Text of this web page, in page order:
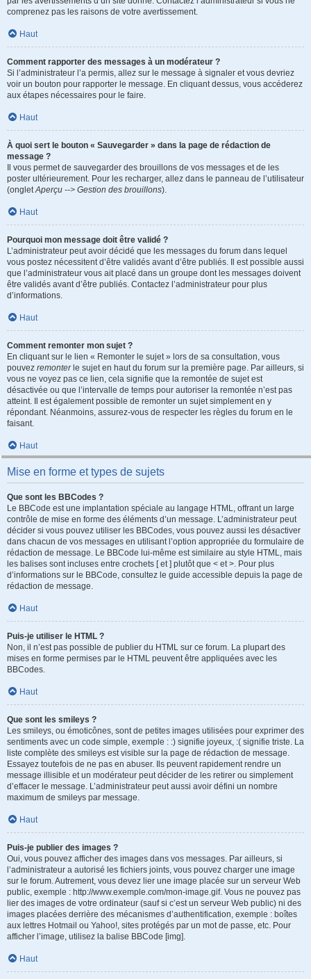
comprenez pas les raisons de votre avertissement.
Haut
Comment rapporter des messages à un modérateur ?
Si l’administrateur l’a permis, allez sur le message à signaler et vous devriez
voir un bouton pour rapporter le message. En cliquant dessus, vous accéderez
aux étapes nécessaires pour le faire.
Haut
À quoi sert le bouton « Sauvegarder » dans la page de rédaction de
message ?
Il vous permet de sauvegarder des brouillons de vos messages et de les
poster ultérieurement. Pour les recharger, allez dans le panneau de l’utilisateur
(ongletAperçu --> Gestion des brouillons).
Haut
Pourquoi mon message doit être validé ?
L’administrateur peut avoir décidé que les messages du forum dans lequel
vous postez nécessitent d’être validés avant d’être publiés. Il est possible aussi
que l’administrateur vous ait placé dans un groupe dont les messages doivent
être validés avant d’être publiés. Contactez l’administrateur pour plus
d’informations.
Haut
Comment remonter mon sujet ?
En cliquant sur le lien « Remonter le sujet » lors de sa consultation, vous
pouvez remonterle sujet en haut du forum sur la première page. Par ailleurs, si
vous ne voyez pas ce lien, cela signifie que la remontée de sujet est
désactivée ou que l’intervalle de temps pour autoriser la remontée n’est pas
atteint. Il est également possible de remonter un sujet simplement en y
répondant. Néanmoins, assurez-vous de respecter les règles du forum en le
faisant.
Haut
Mise en forme et types de sujets
Que sont les BBCodes ?
Le BBCode est une implantation spéciale au langage HTML, offrant un large
contrôle de mise en forme des éléments d’un message. L’administrateur peut
décider si vous pouvez utiliser les BBCodes, vous pouvez aussi les désactiver
dans chacun de vos messages en utilisant l’option appropriée du formulaire de
rédaction de message. Le BBCode lui-même est similaire au style HTML, mais
les balises sont incluses entre crochets [ et ] plutôt que < et >. Pour plus
d’informations sur le BBCode, consultez le guide accessible depuis la page de
rédaction de message.
Haut
Puis-je utiliser le HTML ?
Non, il n’est pas possible de publier du HTML sur ce forum. La plupart des
mises en forme permises par le HTML peuvent être appliquées avec les
BBCodes.
Haut
Que sont les smileys ?
Les smileys, ou émoticônes, sont de petites images utilisées pour exprimer des
sentiments avec un code simple, exemple : :) signifie joyeux, :( signifie triste. La
liste complète des smileys est visible sur la page de rédaction de message.
Essayez toutefois de ne pas en abuser. Ils peuvent rapidement rendre un
message illisible et un modérateur peut décider de les retirer ou simplement
d’effacer le message. L’administrateur peut aussi avoir défini un nombre
maximum de smileys par message.
Haut
Puis-je publier des images ?
Oui, vous pouvez afficher des images dans vos messages. Par ailleurs, si
l’administrateur a autorisé les fichiers joints, vous pouvez charger une image
sur le forum. Autrement, vous devez lier une image placée sur un serveur Web
public, exemple : http://www.exemple.com/mon-image.gif. Vous ne pouvez pas
lier des images de votre ordinateur (sauf si c’est un serveur Web public) ni des
images placées derrière des mécanismes d’authentification, exemple : boîtes
aux lettres Hotmail ou Yahoo!, sites protégés par un mot de passe, etc. Pour
afficher l’image, utilisez la balise BBCode [img].
Haut